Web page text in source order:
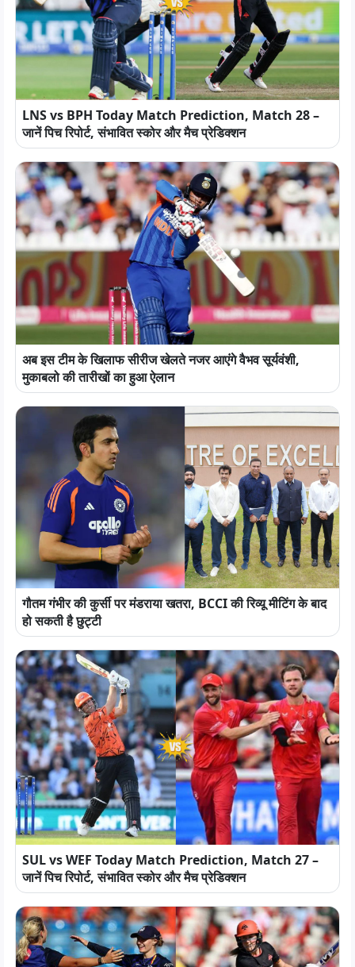
LNS vs BPH Today Match Prediction, Match 28 –
जानें पिच रिपोर्ट, संभावित स्कोर और मैच प्रेडिक्शन
अब इस टीम के खिलाफ सीरीज खेलते नजर आएंगे वैभव सूर्यवंशी,
मुकाबलो की तारीखों का हुआ ऐलान
गौतम गंभीर की कुर्सी पर मंडराया खतरा, BCCI की रिव्यू मीटिंग के बाद
हो सकती है छुट्टी
SUL vs WEF Today Match Prediction, Match 27 –
जानें पिच रिपोर्ट, संभावित स्कोर और मैच प्रेडिक्शन